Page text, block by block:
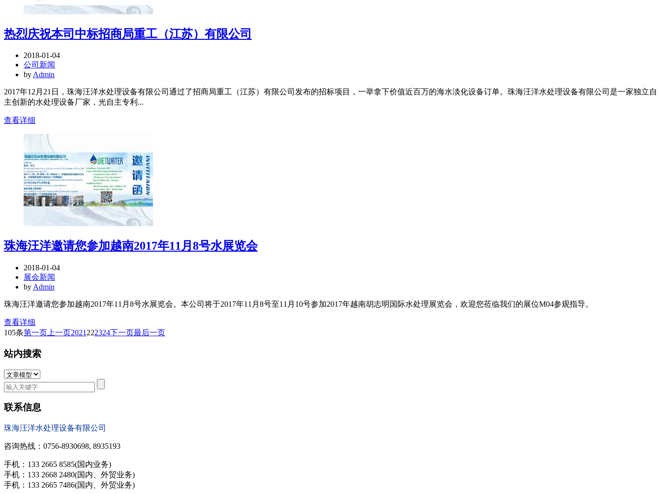
热烈庆祝本司中标招商局重工（江苏）有限公司
2018-01-04
公司新闻
byAdmin
2017年12月21日，珠海汪洋水处理设备有限公司通过了招商局重工（江苏）有限公司发布的招标项目，一举拿下价值近百万的海水淡化设备订单。珠海汪洋水处理设备有限公司是一家独立自
主创新的水处理设备厂家，光自主专利...
查看详细
珠海汪洋邀请您参加越南2017年11月8号水展览会
2018-01-04
展会新闻
by Admin
珠海汪洋邀请您参加越南2017年11月8号水展览会。本公司将于2017年11月8号至11月10号参加2017年越南胡志明国际水处理展览会，欢迎您莅临我们的展位M04参观指导。
查看详细
105条第一页 上一页2021 222324下一页最后一页
站内搜索
联系信息
珠海汪洋水处理设备有限公司
咨询热线：0756-8930698, 8935193
手机：133 2665 8585(国内业务)
手机：133 2668 2480(国内、外贸业务)
手机：133 2665 7486(国内、外贸业务)